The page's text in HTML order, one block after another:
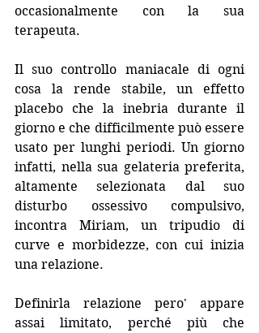
occasionalmente con la sua
terapeuta.
Il suo controllo maniacale di ogni
cosa la rende stabile, un effetto
placebo che la inebria durante il
giorno e che difficilmente può essere
usato per lunghi periodi. Un giorno
infatti, nella sua gelateria preferita,
altamente selezionata dal suo
disturbo ossessivo compulsivo,
incontra Miriam, un tripudio di
curve e morbidezze, con cui inizia
una relazione.
Definirla relazione pero' appare
assai limitato, perché più che